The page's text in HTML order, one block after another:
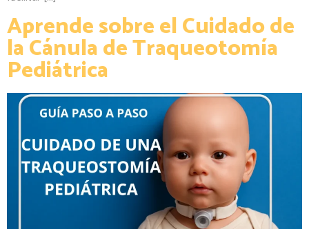
Aprende sobre el Cuidado de
la Cánula de Traqueotomía
Pediátrica